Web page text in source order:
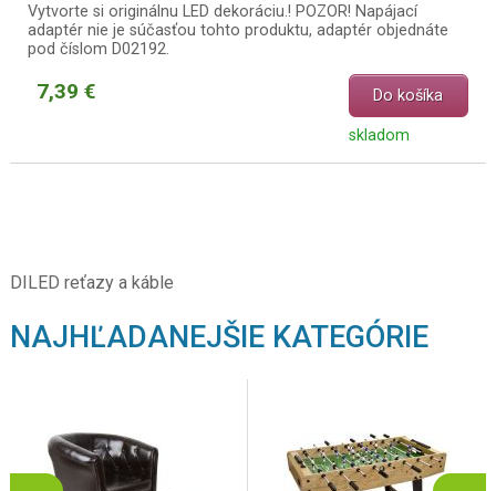
Vytvorte si originálnu LED dekoráciu.! POZOR! Napájací
adaptér nie je súčasťou tohto produktu, adaptér objednáte
pod číslom D02192.
7,39 € Do košíka
skladom
DILED reťazy a káble
NAJHĽADANEJŠIE KATEGÓRIE